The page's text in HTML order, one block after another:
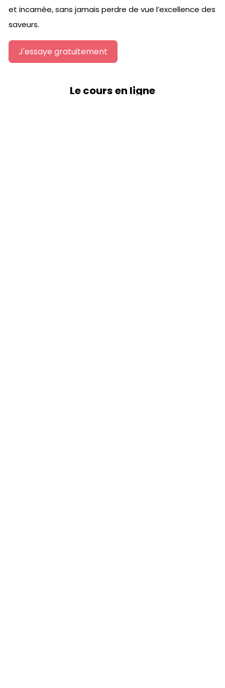
et incarnée, sans jamais perdre de vue l’excellence des
saveurs.
J'essaye gratuitement
Le cours en ligne